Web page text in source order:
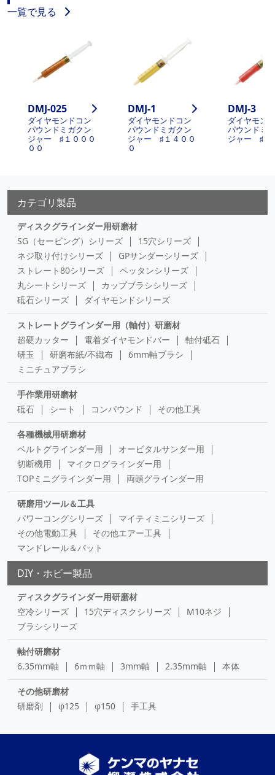
一覧で見る
DMJ-025
ダイヤモンドコン
パウンドミガクン
ジャー ♯１０００
００
DMJ-1
ダイヤモンドコン
パウンドミガクン
ジャー ♯１４００
０
DMJ-3
ダイヤモン
パウンドミ
ジャー ♯８
カテゴリ製品
ディスクグラインダー用研磨材
SG（セービング）シリーズ
15穴シリーズ
ネジ取り付けシリーズ
GPサンダーシリーズ
ストレート80シリーズ
ペッタンシリーズ
丸シートシリーズ
カップブラシシリーズ
砥石シリーズ
ダイヤモンドシリーズ
ストレートグラインダー用（軸付）研磨材
超硬カッター
電着ダイヤモンドバー
軸付砥石
研玉
研磨布紙/不織布
6mm軸ブラシ
ミニチュアブラシ
手作業用研磨材
砥石
シート コンパウンド その他工具
各種機械用研磨材
ベルトグラインダー用
オービタルサンダー用
切断機用
マイクログラインダー用
TOPミニグラインダー用
両頭グラインダー用
研磨用ツール＆工具
パワーコングシリーズ
マイティミニシリーズ
その他電動工具
その他エアー工具
マンドレール＆パット
DIY・ホビー製品
ディスクグラインダー用研磨材
空冷シリーズ
15穴ディスクシリーズ
M10ネジ
ブラシシリーズ
軸付研磨材
6.35mm軸
6ｍｍ軸 3mm軸 2.35mm軸 本体
その他研磨材
研磨剤
φ125 φ150 手工具